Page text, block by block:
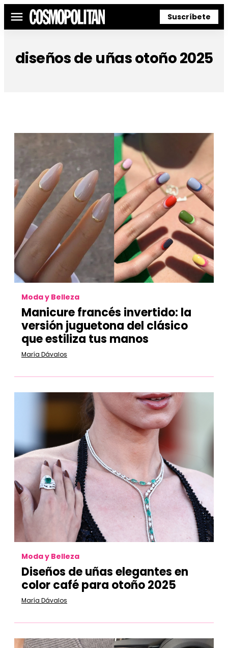
Menú Suscríbete
diseños de uñas otoño 2025
Moda y Belleza
Manicure francés invertido: la
versión juguetona del clásico
que estiliza tus manos
María Dávalos
Moda y Belleza
Diseños de uñas elegantes en
color café para otoño 2025
María Dávalos